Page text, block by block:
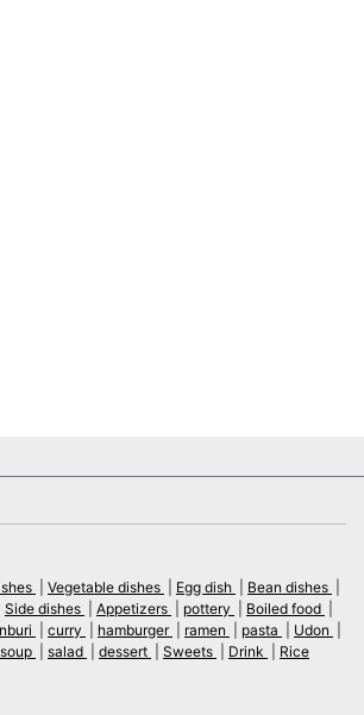
Vegetable dishes Egg dish
Bean dishes
Side dishes Appetizers pottery
Boiled food
curry hamburger ramen pasta
Udon
salad dessert Sweets Drink Rice